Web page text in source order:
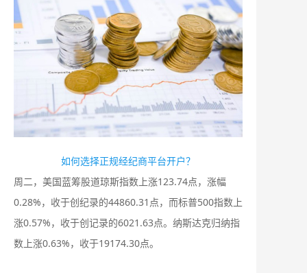
如何选择正规经纪商平台开户？
周二，美国蓝筹股道琼斯指数上涨123.74点，涨幅
0.28%，收于创纪录的44860.31点，而标普500指数上
涨0.57%，收于创记录的6021.63点。纳斯达克归纳指
数上涨0.63%，收于19174.30点。